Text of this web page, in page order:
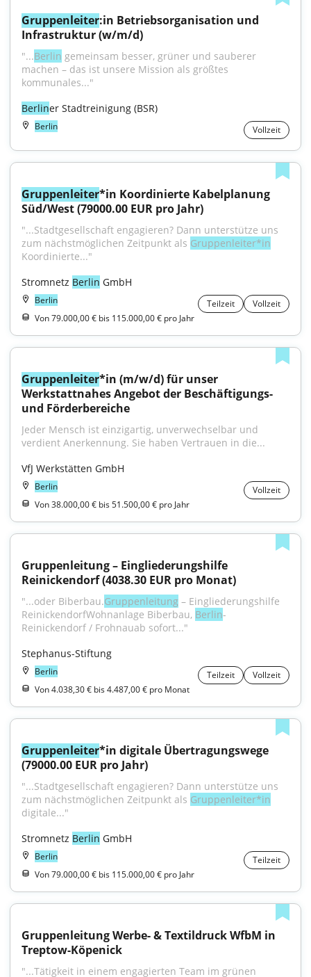
Gruppenleiter:in Betriebsorganisation und
Infrastruktur (w/m/d)
"...Berlin gemeinsam besser, grüner und sauberer
machen – das ist unsere Mission als größtes
kommunales..."
Berliner Stadtreinigung (BSR)
Berlin Vollzeit
Gruppenleiter*in Koordinierte Kabelplanung
Süd/West (79000.00 EUR pro Jahr)
"...Stadtgesellschaft engagieren? Dann unterstütze uns
zum nächstmöglichen Zeitpunkt als Gruppenleiter*in
Koordinierte..."
Stromnetz Berlin GmbH
Berlin Teilzeit
Vollzeit
Von 79.000,00 € bis 115.000,00 € pro Jahr
Gruppenleiter*in (m/w/d) für unser
Werkstattnahes Angebot der Beschäftigungs-
und Förderbereiche
Jeder Mensch ist einzigartig, unverwechselbar und
verdient Anerkennung. Sie haben Vertrauen in die...
VfJ Werkstätten GmbH
Berlin
Vollzeit
Von 38.000,00 € bis 51.500,00 € pro Jahr
Gruppenleitung – Eingliederungshilfe
Reinickendorf (4038.30 EUR pro Monat)
"...oder Biberbau.Gruppenleitung – Eingliederungshilfe
ReinickendorfWohnanlage Biberbau, Berlin-
Reinickendorf / Frohnauab sofort..."
Stephanus-Stiftung
Berlin Teilzeit
Vollzeit
Von 4.038,30 € bis 4.487,00 € pro Monat
Gruppenleiter*in digitale Übertragungswege
(79000.00 EUR pro Jahr)
"...Stadtgesellschaft engagieren? Dann unterstütze uns
zum nächstmöglichen Zeitpunkt als Gruppenleiter*in
digitale..."
Stromnetz Berlin GmbH
Berlin
Teilzeit
Von 79.000,00 € bis 115.000,00 € pro Jahr
Gruppenleitung Werbe- & Textildruck WfbM in
Treptow-Köpenick